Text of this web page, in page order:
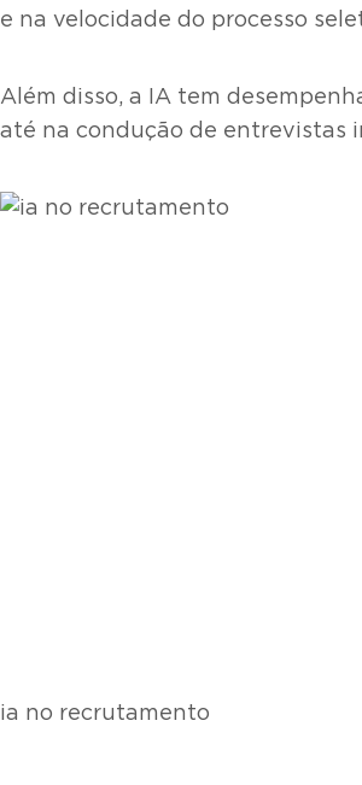
e na velocidade do processo
Além disso, a IA tem
até na condução de entrevistas
ia no recrutamento